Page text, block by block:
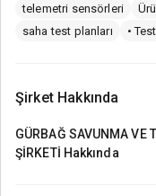
telemetri sensörleri
saha test planları
•
Şirket Hakkında
GÜRBAĞ SAVUNMA VE
ŞİRKETİ Hakkında